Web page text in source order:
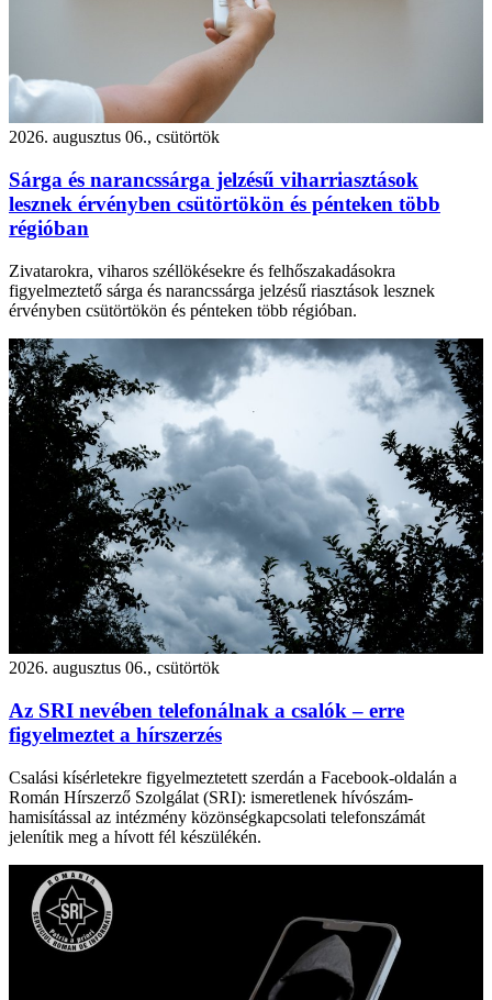
2026. augusztus 06., csütörtök
Sárga és narancssárga jelzésű viharriasztások
lesznek érvényben csütörtökön és pénteken több
régióban
Zivatarokra, viharos széllökésekre és felhőszakadásokra
figyelmeztető sárga és narancssárga jelzésű riasztások lesznek
érvényben csütörtökön és pénteken több régióban.
2026. augusztus 06., csütörtök
Az SRI nevében telefonálnak a csalók – erre
figyelmeztet a hírszerzés
Csalási kísérletekre figyelmeztetett szerdán a Facebook-oldalán a
Román Hírszerző Szolgálat (SRI): ismeretlenek hívószám-
hamisítással az intézmény közönségkapcsolati telefonszámát
jelenítik meg a hívott fél készülékén.